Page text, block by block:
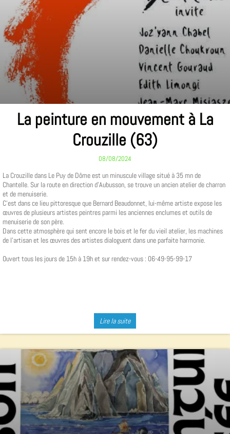
La peinture en mouvement à La
Crouzille (63)
08/08/2024
La Crouzille dans Le Puy de Dôme est un minuscule village situé à 35 mn de
Chantelle. Sur la route en direction d'Aubusson, se trouve un ancien atelier de charron
et de menuiserie.
C'est dans ce lieu pittoresque que Bernard Beaudonnet, lui-même artiste expose les
œuvres de plusieurs artistes peintres parmi les anciennes enclumes et outils de
menuiserie de son père.
Dans cette atmosphère qui sent encore le bois et le fer du vieil atelier, les machines
de l'artisan et les œuvres des artistes dialoguent dans une parfaite harmonie.
Ouvert tous les jours de 15h à 19h et sur rendez-vous : 06-49-95-99-17
Lire la suite